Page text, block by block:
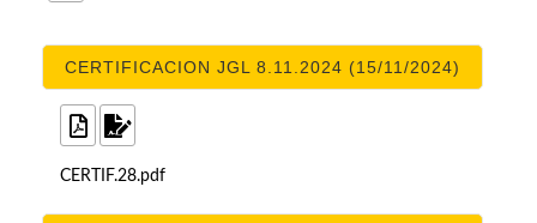
CERTIFICACION JGL 8.11.2024 (15/11/2024)
CERTIF.28.pdf